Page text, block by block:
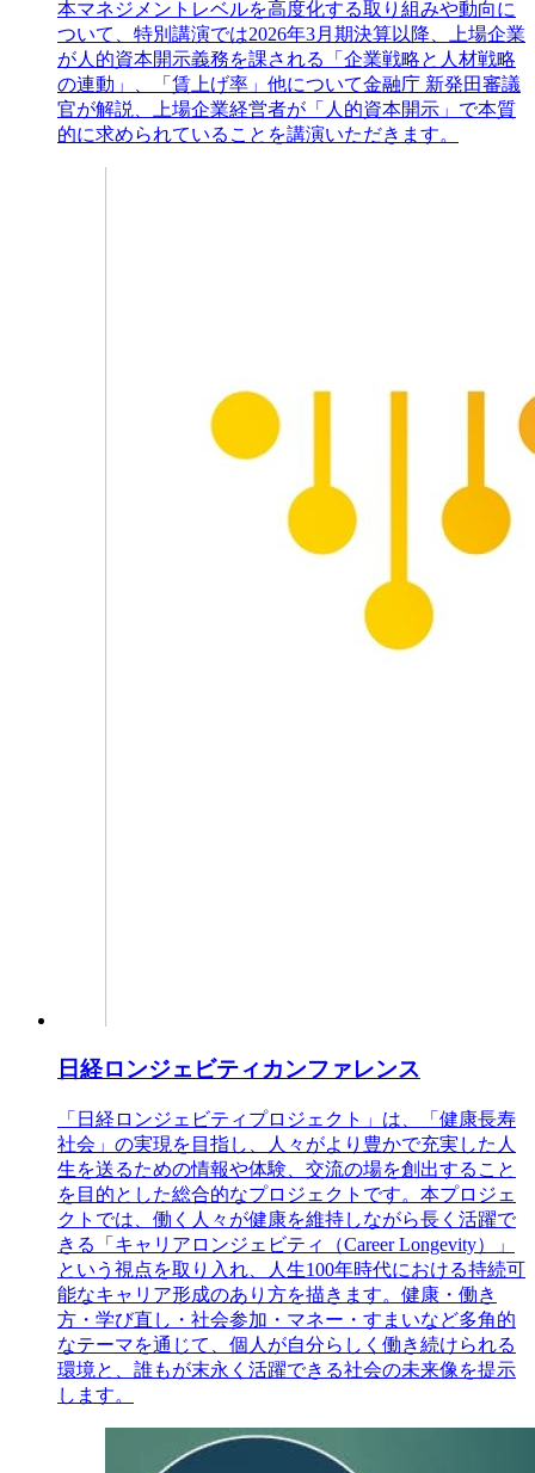
本マネジメントレベルを高度化する取り組みや動向に
ついて、特別講演では2026年3月期決算以降、上場企業
が人的資本開示義務を課される「企業戦略と人材戦略
の連動」、「賃上げ率」他について金融庁 新発田審議
官が解説、上場企業経営者が「人的資本開示」で本質
的に求められていることを講演いただきます。
日経ロンジェビティカンファレンス
「日経ロンジェビティプロジェクト」は、「健康長寿
社会」の実現を目指し、人々がより豊かで充実した人
生を送るための情報や体験、交流の場を創出すること
を目的とした総合的なプロジェクトです。本プロジェ
クトでは、働く人々が健康を維持しながら長く活躍で
きる「キャリアロンジェビティ（Career Longevity）」
という視点を取り入れ、人生100年時代における持続可
能なキャリア形成のあり方を描きます。健康・働き
方・学び直し・社会参加・マネー・すまいなど多角的
なテーマを通じて、個人が自分らしく働き続けられる
環境と、誰もが末永く活躍できる社会の未来像を提示
します。